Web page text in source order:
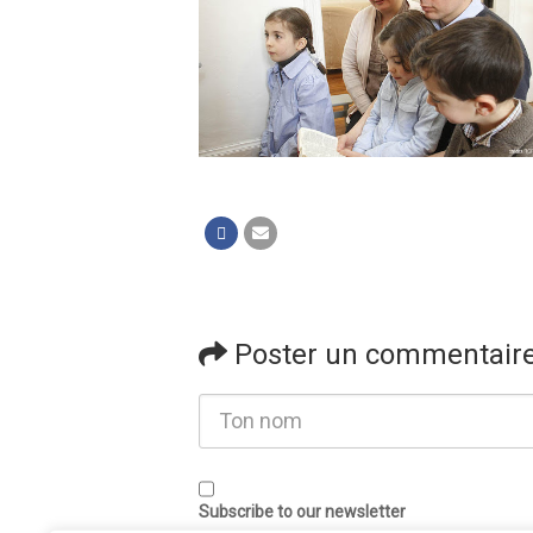
Poster un
Subscribe to our newsletter